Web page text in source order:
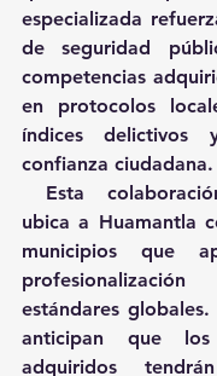
especializada
de seguridad
competencias
en protocolos
índices delictivos
confianza ciudadana.
Esta
ubica a Huamantla
municipios que
estándares
anticipan que los
adquiridos